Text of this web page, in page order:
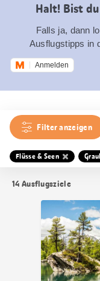
Halt! Bist
Falls ja, dann
Ausflugstipps in
Anmelden
Filter anzeigen
Flüsse & Seen
14 Ausflugsziele